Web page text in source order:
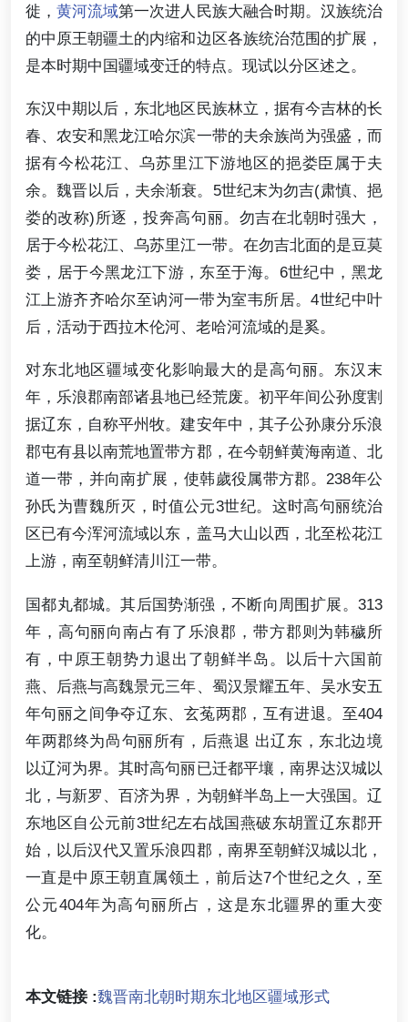
徙，黄河流域第一次进人民族大融合时期。汉族统治
的中原王朝疆土的内缩和边区各族统治范围的扩展，
是本时期中国疆域变迁的特点。现试以分区述之。
东汉中期以后，东北地区民族林立，据有今吉林的长
春、农安和黑龙江哈尔滨一带的夫余族尚为强盛，而
据有今松花江、乌苏里江下游地区的挹娄臣属于夫
余。魏晋以后，夫余渐衰。5世纪末为勿吉(肃慎、挹
娄的改称)所逐，投奔高句丽。勿吉在北朝时强大，
居于今松花江、乌苏里江一带。在勿吉北面的是豆莫
娄，居于今黑龙江下游，东至于海。6世纪中，黑龙
江上游齐齐哈尔至讷河一带为室韦所居。4世纪中叶
后，活动于西拉木伦河、老哈河流域的是奚。
对东北地区疆域变化影响最大的是高句丽。东汉末
年，乐浪郡南部诸县地已经荒废。初平年间公孙度割
据辽东，自称平州牧。建安年中，其子公孙康分乐浪
郡屯有县以南荒地置带方郡，在今朝鲜黄海南道、北
道一带，并向南扩展，使韩歲役属带方郡。238年公
孙氏为曹魏所灭，时值公元3世纪。这时高句丽统治
区已有今浑河流域以东，盖马大山以西，北至松花江
上游，南至朝鲜清川江一带。
国都丸都城。其后国势渐强，不断向周围扩展。313
年，高句丽向南占有了乐浪郡，带方郡则为韩穢所
有，中原王朝势力退出了朝鲜半岛。以后十六国前
燕、后燕与高魏景元三年、蜀汉景耀五年、吴水安五
年句丽之间争夺辽东、玄菟两郡，互有进退。至404
年两郡终为咼句丽所有，后燕退 出辽东，东北边境
以辽河为界。其时高句丽已迁都平壤，南界达汉城以
北，与新罗、百济为界，为朝鲜半岛上一大强国。辽
东地区自公元前3世纪左右战国燕破东胡置辽东郡开
始，以后汉代又置乐浪四郡，南界至朝鲜汉城以北，
一直是中原王朝直属领土，前后达7个世纪之久，至
公元404年为高句丽所占，这是东北疆界的重大变
化。
本文链接 :魏晋南北朝时期东北地区疆域形式